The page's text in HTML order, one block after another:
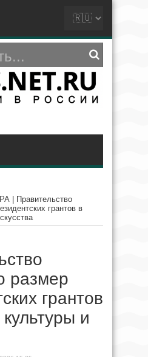
Правительство
грантов в
размер
грантов
и